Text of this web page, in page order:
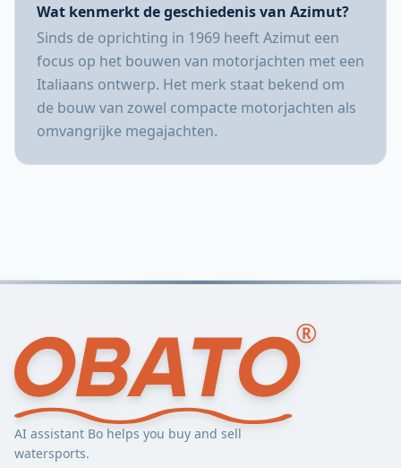
Wat kenmerkt de geschiedenis van Azimut?
Sinds de oprichting in 1969 heeft Azimut een
focus op het bouwen van motorjachten met een
Italiaans ontwerp. Het merk staat bekend om
de bouw van zowel compacte motorjachten als
omvangrijke megajachten.
AI assistant Bo helps you buy and sell
watersports.